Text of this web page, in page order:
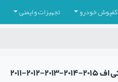
کفپوش خودرو تجهیزات و ایمنی